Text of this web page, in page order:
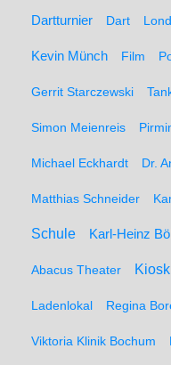
Dartturnier Dart
Kevin Münch Film
Gerrit Starczewski
Simon Meienreis
Michael Eckhardt Dr.
Matthias Schneider
Schule Karl-Heinz
Abacus Theater Kiosk
Ladenlokal Regina
Viktoria Klinik Bochum